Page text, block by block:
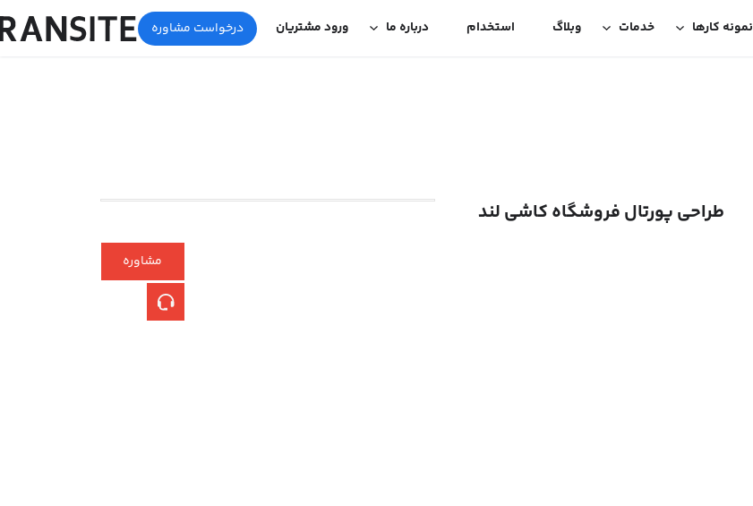
نمونه کارها خدمات وبلاگ استخدام درباره ما ورود مشتریان درخواست مشاوره
طراحی پورتال فروشگاه کاشی لند
مشاوره